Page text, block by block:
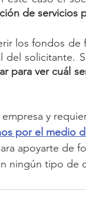
de servicios
los fondos
del solicitante.
para ver cuál
y
por el medio
apoyarte de
ningún tipo de